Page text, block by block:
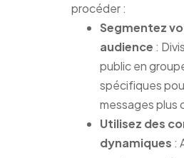
procéder :
Segmentez
audience :
public en
spécifiques
messages plus
Utilisez des
dynamiques :